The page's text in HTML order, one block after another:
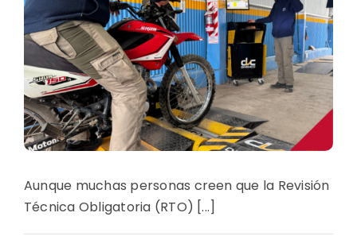
Aunque muchas personas creen que la Revisión
Técnica Obligatoria (RTO) [...]